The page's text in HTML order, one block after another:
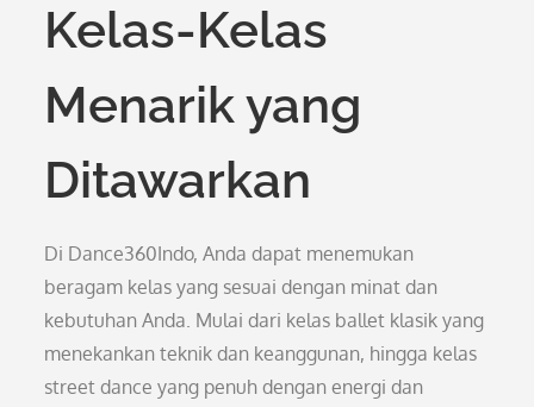
Kelas-Kelas
Menarik yang
Ditawarkan
Di Dance360Indo, Anda dapat menemukan
beragam kelas yang sesuai dengan minat dan
kebutuhan Anda. Mulai dari kelas ballet klasik yang
menekankan teknik dan keanggunan, hingga kelas
street dance yang penuh dengan energi dan